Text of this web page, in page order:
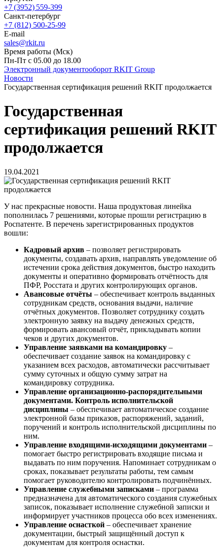
+7 (3952) 559-399
Санкт-петербург
+7 (812) 500-25-99
E-mail
sales@rkit.ru
Время работы (Мск)
Пн-Пт с 05.00 до 18.00
Электронный документооборот RKIT Group
Новости
Государственная сертификация решений RKIT продолжается
Государственная
сертификация решений RKIT
продолжается
19.04.2021
У нас прекрасные новости. Наша продуктовая линейка
пополнилась 7 решениями, которые прошли регистрацию в
Роспатенте. В перечень зарегистрированных продуктов
вошли:
Кадровый архив – позволяет регистрировать
документы, создавать архив, направлять уведомление об
истечении срока действия документов, быстро находить
документы и оперативно формировать отчётность для
ПФР, Росстата и других контролирующих органов.
Авансовые отчёты – обеспечивает контроль выданных
сотрудникам средств, основания выдачи, наличие
отчётных документов. Позволяет сотруднику создать
электронную заявку на выдачу денежных средств,
формировать авансовый отчёт, прикладывать копии
чеков и других документов.
Управление заявками на командировку –
обеспечивает создание заявок на командировку с
указанием всех расходов, автоматически рассчитывает
сумму суточных и общую сумму затрат на
командировку сотрудника.
Управление организационно-распорядительными
документами. Контроль исполнительской
дисциплины – обеспечивает автоматическое создание
электронной базы приказов, распоряжений, заданий,
поручений и контроль исполнительской дисциплины по
ним.
Управление входящими-исходящими документами –
помогает быстро регистрировать входящие письма и
выдавать по ним поручения. Напоминает сотрудникам о
сроках, показывает результаты работы, тем самым
помогает руководителю контролировать подчинённых.
Управление служебными записками – программа
предназначена для автоматического создания служебных
записок, показывает исполнение служебной записки и
информирует участников процесса обо всех изменениях.
Управление оснасткой – обеспечивает хранение
документации, быстрый защищённый доступ к
документам для контроля оснастки.